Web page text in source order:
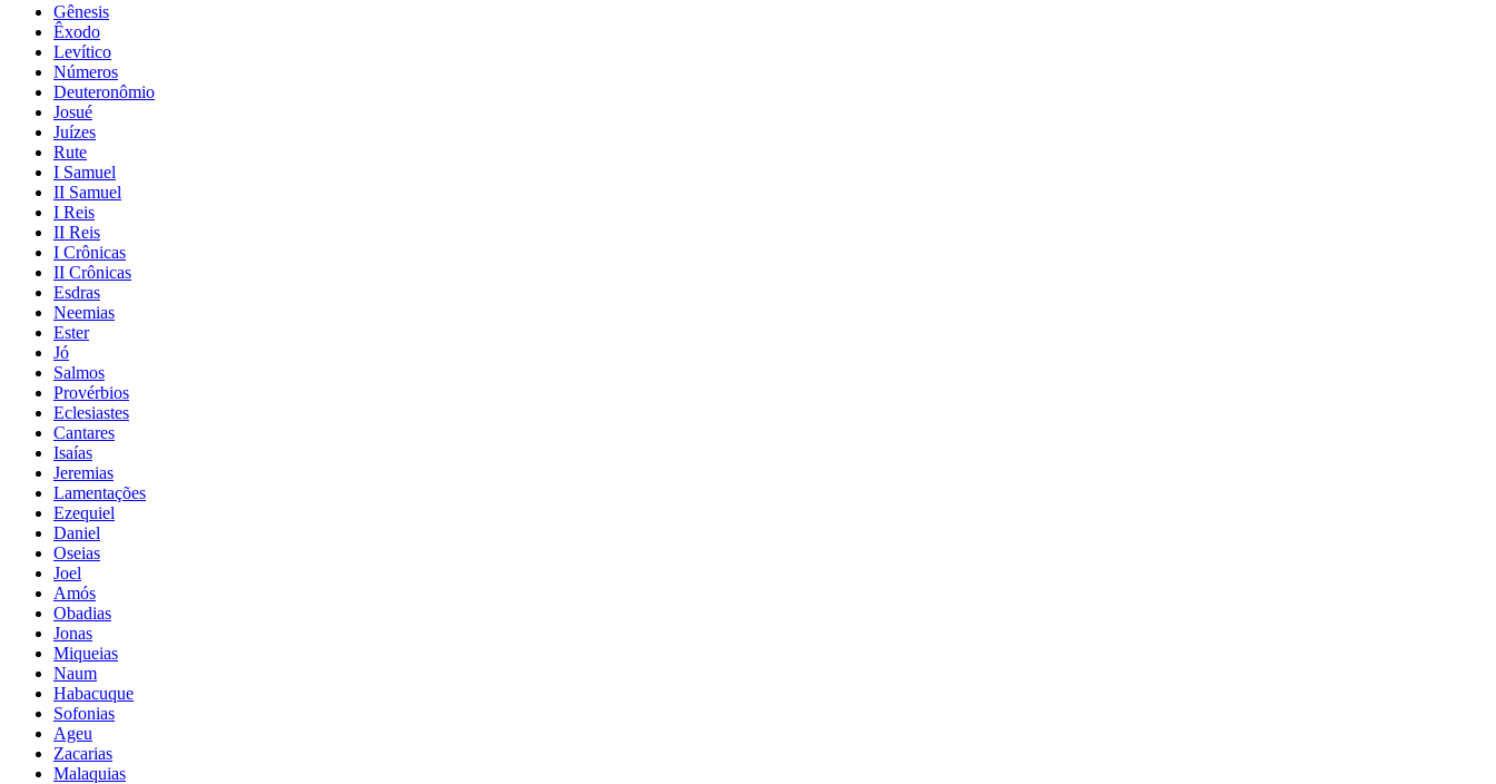
Gênesis
Êxodo
Levítico
Números
Deuteronômio
Josué
Juízes
Rute
I Samuel
II Samuel
I Reis
II Reis
I Crônicas
II Crônicas
Esdras
Neemias
Ester
Jó
Salmos
Provérbios
Eclesiastes
Cantares
Isaías
Jeremias
Lamentações
Ezequiel
Daniel
Oseias
Joel
Amós
Obadias
Jonas
Miqueias
Naum
Habacuque
Sofonias
Ageu
Zacarias
Malaquias